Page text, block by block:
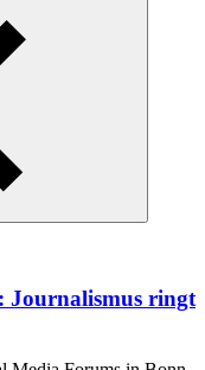
Journalismus ringt